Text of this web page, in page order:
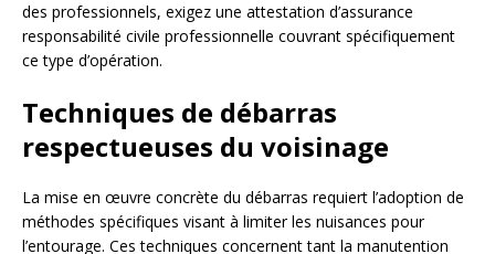
des professionnels, exigez une attestation d’assurance
responsabilité civile professionnelle couvrant spécifiquement
ce type d’opération.
Techniques de débarras
respectueuses du voisinage
La mise en œuvre concrète du débarras requiert l’adoption de
méthodes spécifiques visant à limiter les nuisances pour
l’entourage. Ces techniques concernent tant la manutention